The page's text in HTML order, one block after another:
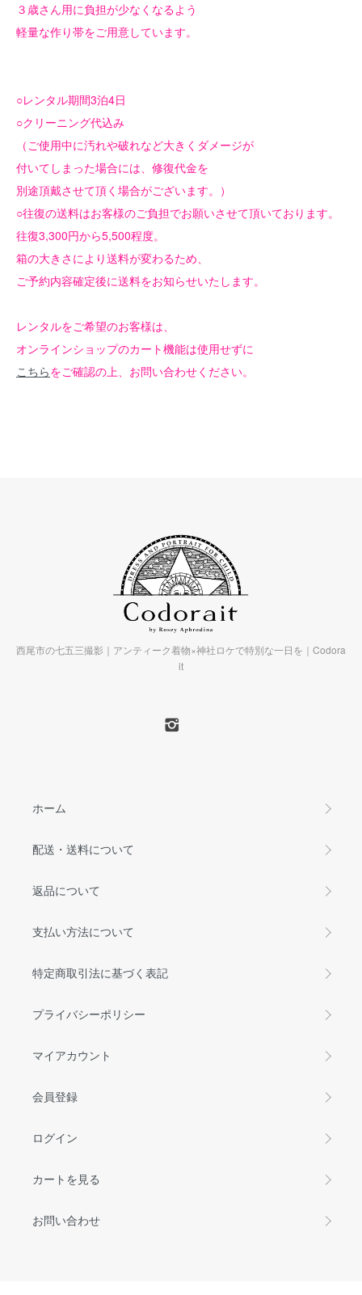
３歳さん用に負担が少なくなるよう
軽量な作り帯をご用意しています。
○レンタル期間3泊4日
○クリーニング代込み
（ご使用中に汚れや破れなど大きくダメージが
付いてしまった場合には、修復代金を
別途頂戴させて頂く場合がございます。）
○往復の送料はお客様のご負担でお願いさせて頂いております。
往復3,300円から5,500程度。
箱の大きさにより送料が変わるため、
ご予約内容確定後に送料をお知らせいたします。
レンタルをご希望のお客様は、
オンラインショップのカート機能は使用せずに
こちらをご確認の上、お問い合わせください。
西尾市の七五三撮影｜アンティーク着物×神社ロケで特別な一日を｜Codora
it
ホーム
配送・送料について
返品について
支払い方法について
特定商取引法に基づく表記
プライバシーポリシー
マイアカウント
会員登録
ログイン
カートを見る
お問い合わせ